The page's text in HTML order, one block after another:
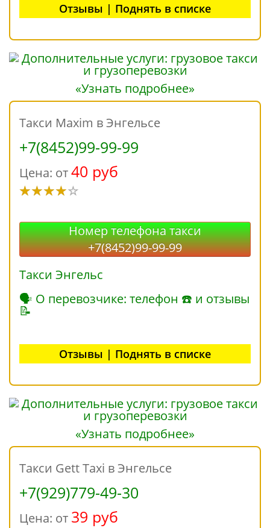
Отзывы | Поднять в списке
«Узнать подробнее»
Такси Maxim в Энгельсе
+7(8452)99-99-99
Цена: от40 руб
Номер телефона такси
+7(8452)99-99-99
Такси Энгельс
🗣 О перевозчике: телефон ☎ и отзывы
📝
Отзывы | Поднять в списке
«Узнать подробнее»
Такси Gett Taxi в Энгельсе
+7(929)779-49-30
Цена: от 39 руб